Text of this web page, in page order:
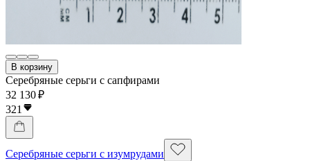
В корзину
Серебряные серьги с сапфирами
32 130 ₽
321
Серебряные серьги с изумрудами